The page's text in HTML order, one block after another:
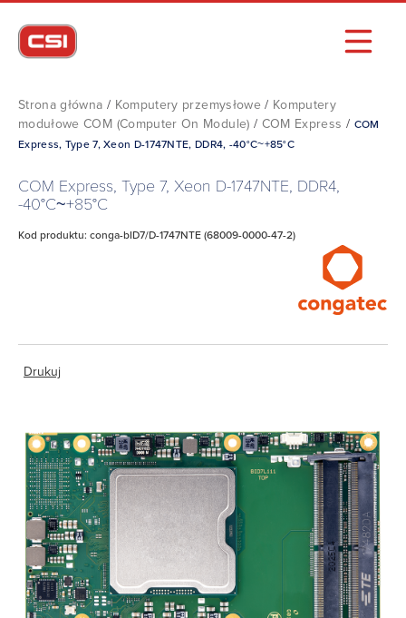
Strona główna / Komputery przemysłowe / Komputery
modułowe COM (Computer On Module) / COM Express / COM
Express, Type 7, Xeon D-1747NTE, DDR4, -40°C~+85°C
COM Express, Type 7, Xeon D-1747NTE, DDR4,
-40°C~+85°C
Kod produktu: conga-bID7/D-1747NTE (68009-0000-47-2)
Drukuj